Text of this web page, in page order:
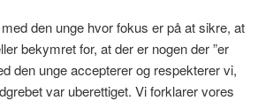
den unge hvor fokus er på at sikre, at
bekymret for, at der er nogen der ”er
den unge accepterer og respekterer vi,
var uberettiget. Vi forklarer vores